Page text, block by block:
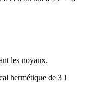
les noyaux.
hermétique de 3 l